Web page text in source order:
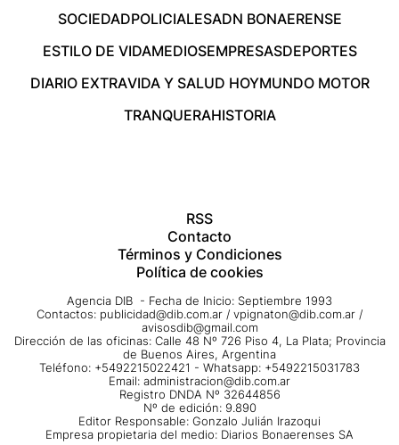
SOCIEDADPOLICIALESADN BONAERENSE
ESTILO DE VIDAMEDIOSEMPRESASDEPORTES
DIARIO EXTRAVIDA Y SALUD HOYMUNDO MOTOR
TRANQUERAHISTORIA
RSS
Contacto
Términos y Condiciones
Política de cookies
Agencia DIB - Fecha de Inicio: Septiembre 1993
Contactos: publicidad@dib.com.ar / vpignaton@dib.com.ar /
avisosdib@gmail.com
Dirección de las oficinas: Calle 48 Nº 726 Piso 4, La Plata; Provincia
de Buenos Aires, Argentina
Teléfono: +5492215022421 - Whatsapp: +5492215031783
Email: administracion@dib.com.ar
Registro DNDA Nº 32644856
Nº de edición: 9.890
Editor Responsable: Gonzalo Julián Irazoqui
Empresa propietaria del medio: Diarios Bonaerenses SA